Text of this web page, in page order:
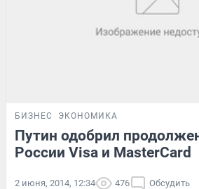
БИЗНЕС ЭКОНОМИКА
Путин одобрил
России Visa и MasterCard
2 июня, 2014, 12:34 476 Обсудить